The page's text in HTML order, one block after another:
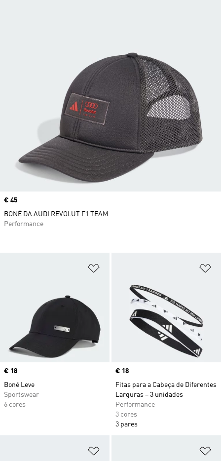
Price
€ 18
Boné Leve
Sportswear
6 cores
Price
€ 18
Fitas para a Cabeça de Diferentes
Larguras – 3 unidades
Performance
3 cores
3 pares
Price
€ 45
BONÉ DA AUDI REVOLUT F1 TEAM
Performance